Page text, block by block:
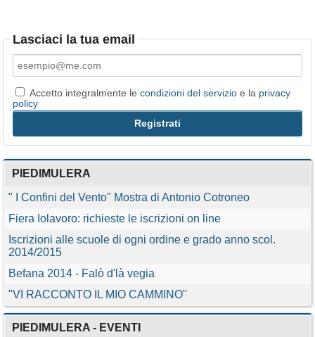
Lasciaci la tua email
Accetto integralmente le condizioni del servizio e la privacy
policy
PIEDIMULERA
" I Confini del Vento" Mostra di Antonio Cotroneo
Fiera Iolavoro: richieste le iscrizioni on line
Iscrizioni alle scuole di ogni ordine e grado anno scol.
2014/2015
Befana 2014 - Falò d'là vegia
"VI RACCONTO IL MIO CAMMINO"
PIEDIMULERA - EVENTI